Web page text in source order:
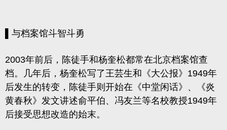
▌与档案馆斗智斗勇
2003年前后，陈徒手和杨奎松都常在北京档案馆查
档。几年后，杨奎松写了王芸生和《大公报》1949年
后发生的转变，陈徒手则开始在《中堂闲话》、《炎
黄春秋》发文讲述俞平伯、冯友兰等名校教授1949年
后接受思想改造的始末。